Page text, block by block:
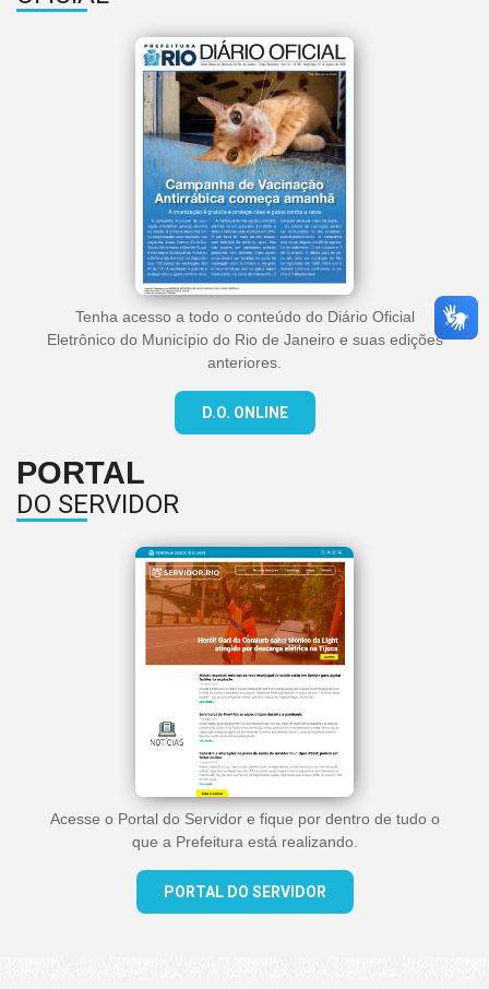
Tenha acesso a todo o conteúdo do Diário Oficial
Eletrônico do Município do Rio de Janeiro e suas edições
anteriores.
D.O. ONLINE
PORTAL
DO SERVIDOR
Acesse o Portal do Servidor e fique por dentro de tudo o
que a Prefeitura está realizando.
PORTAL DO SERVIDOR